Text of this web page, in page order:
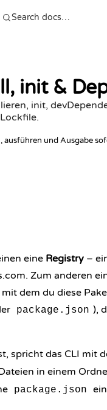
init &
init,
ausführen und Ausgabe
eine Registry –
Zum anderen
dem du diese
package.json ),
spricht das CLI mit
in einem
package.json